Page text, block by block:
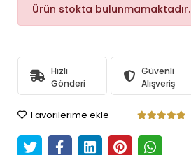
Ürün stokta bulunmamaktadır.
Hızlı
Gönderi
Güvenli
Alışveriş
Favorilerime ekle